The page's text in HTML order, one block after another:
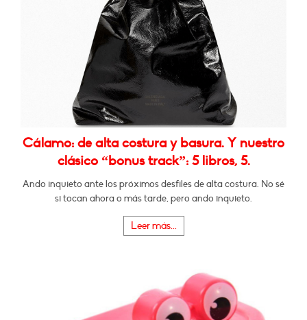
Cálamo: de alta costura y basura. Y nuestro
clásico “bonus track”: 5 libros, 5.
Ando inquieto ante los próximos desfiles de alta costura. No sé
si tocan ahora o más tarde, pero ando inquieto.
Leer más...